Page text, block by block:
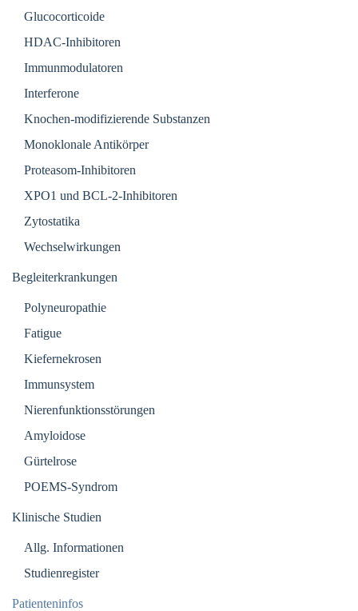
Glucocorticoide
HDAC-Inhibitoren
Immunmodulatoren
Interferone
Knochen-modifizierende Substanzen
Monoklonale Antikörper
Proteasom-Inhibitoren
XPO1 und BCL-2-Inhibitoren
Zytostatika
Wechselwirkungen
Begleiterkrankungen
Polyneuropathie
Fatigue
Kiefernekrosen
Immunsystem
Nierenfunktionsstörungen
Amyloidose
Gürtelrose
POEMS-Syndrom
Klinische Studien
Allg. Informationen
Studienregister
Patienteninfos